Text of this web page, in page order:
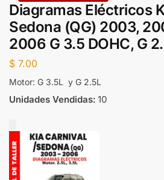
Diagramas Eléctricos
Sedona (QG) 2003,
2006 G 3.5 DOHC, G
$ 7.00
Motor: G 3.5L y G 2.5L
Unidades Vendidas: 10